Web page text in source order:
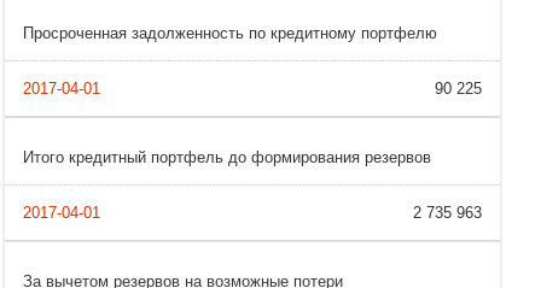
Просроченная задолженность по кредитному портфелю
90 225
Итого кредитный портфель до формирования резервов
2 735 963
За вычетом резервов на возможные потери